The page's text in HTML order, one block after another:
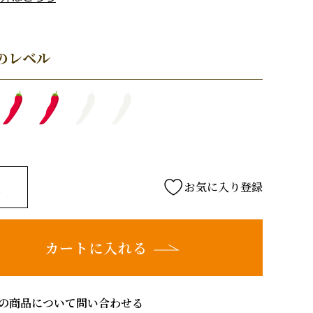
レベル
お気に入り登録
カートに入れる
商品について問い合わせる